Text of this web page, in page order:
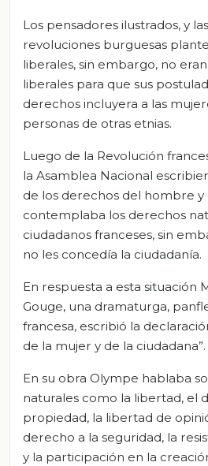
Los pensadores ilustrados, y
revoluciones burguesas
liberales, sin embargo, no
liberales para que sus
derechos incluyera a las
personas de otras etnias.
Luego de la Revolución
la Asamblea Nacional
de los derechos del hombre y
contemplaba los derechos
ciudadanos franceses, sin
no les concedía la ciudadanía.
En respuesta a esta situación
Gouge, una dramaturga,
francesa, escribió la
de la mujer y de la ciudadana”.
En su obra Olympe hablaba
naturales como la libertad, el
propiedad, la libertad de
derecho a la seguridad, la
y la participación en la